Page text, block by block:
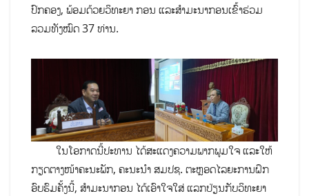
ປົກຄອງ, ພ້ອມດ້ວຍວິທະຍາ ກອນ ແລະສຳມະນາກອນເຂົ້າຮ່ວມ
ລວມທັງໝົດ 37 ທ່ານ.
ໃນໂອກາດນີ້ປະທານ ໄດ້ສະແດງຄວາມພາກພູມໃຈ ແລະໃຫ້
ກຽດຕາງໜ້າຄະນະພັກ, ຄະນະນຳ ສມປຊ. ຕະຫຼອດໄລຍະການຝຶກ
ອົບຮົມຄັ້ງນີ້, ສຳມະນາກອນ ໄດ້ເອົາໃຈໃສ່ ແລກປ່ຽນກັບວິທະຍາ